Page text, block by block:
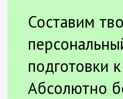
Составим
подготовки
Абсолютно